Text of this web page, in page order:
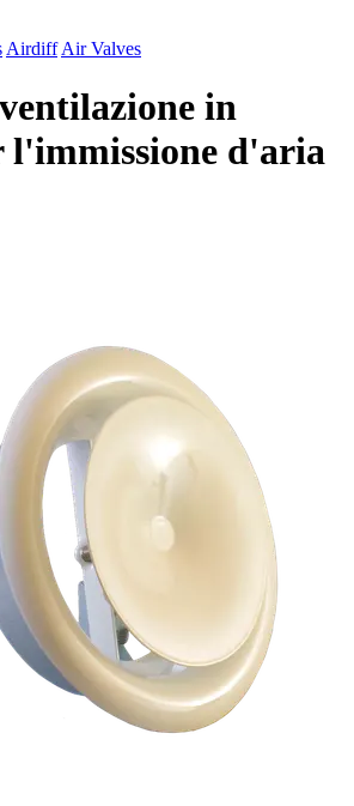
Airdiff Air Valves
in
l'immissione d'aria